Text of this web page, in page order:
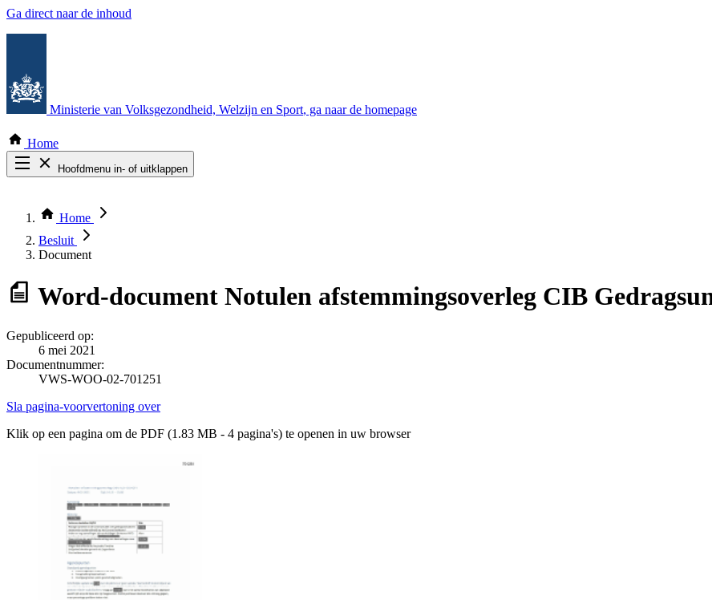
Ga direct naar de inhoud
Ministerie van Volksgezondheid, Welzijn en Sport, ga naar de homepage
Home
Hoofdmenu in- of uitklappen
Thema COVID-19
Bekijk per bestuursorgaan
Home
Besluit
Document
Word-document Notulen afstemmingsoverleg CIB
Gepubliceerd op:
6 mei 2021
Documentnummer:
VWS-WOO-02-701251
Sla pagina-voorvertoning over
Klik op een pagina om de PDF (1.83 MB - 4 pagina's) te openen in uw browser